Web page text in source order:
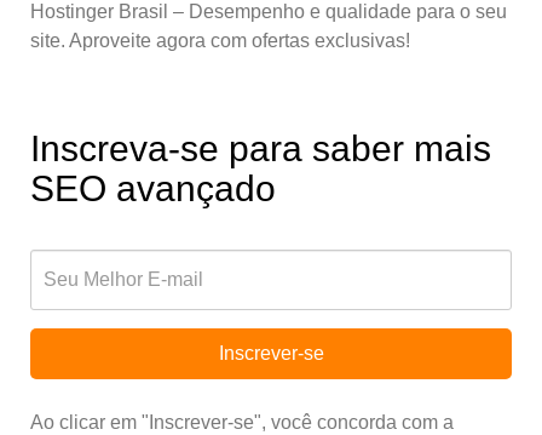
Hostinger Brasil – Desempenho e qualidade para o seu
site. Aproveite agora com ofertas exclusivas!
Inscreva-se para saber mais
SEO avançado
Inscrever-se
Ao clicar em "Inscrever-se", você concorda com a